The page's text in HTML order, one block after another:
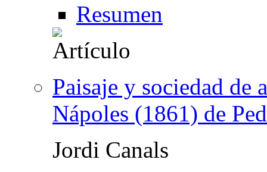
Resumen
Paisaje y sociedad de
Nápoles (1861) de
Jordi Canals